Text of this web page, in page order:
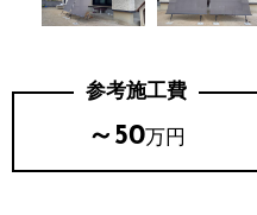
参考施工費
～50万円